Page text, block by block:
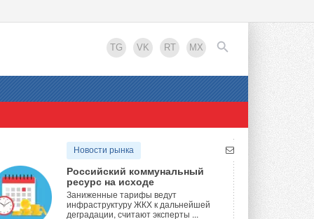
TG VK RT MX
EN
Новости рынка
Российский коммунальный
ресурс на исходе
Заниженные тарифы ведут
инфраструктуру ЖКХ к дальнейшей
деградации, считают эксперты ...